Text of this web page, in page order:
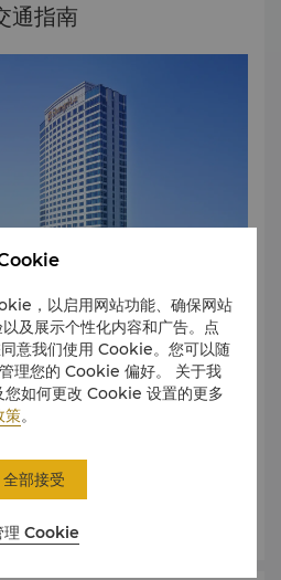
通指南
泰州机场30分钟车程，距火车站5
步之遥，距市中心和瘦西湖不到15
钟车程。
准时地让您达到您的目的地。
，以启用网站功能、确保网站
及展示个性化内容和广告。点
意我们使用 Cookie。您可以随
理您的 Cookie 偏好。 关于我
如何更改 Cookie 设置的更多
策。
理 Cookie
全部接受